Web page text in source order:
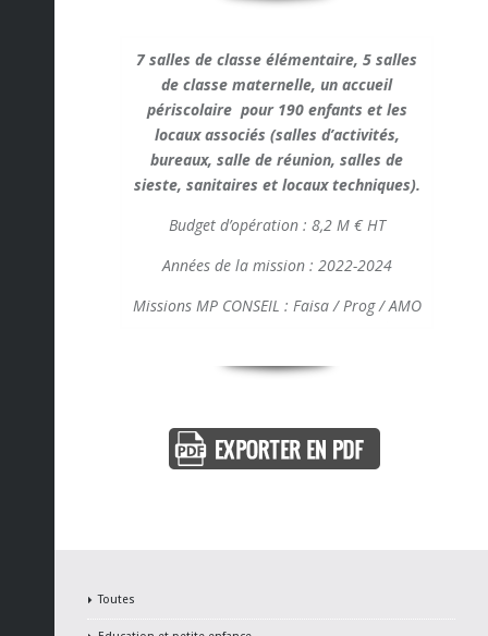
7 salles de classe élémentaire, 5 salles
de classe maternelle, un accueil
périscolaire pour 190 enfants et les
locaux associés (salles d’activités,
bureaux, salle de réunion, salles de
sieste, sanitaires et locaux techniques).
Budget d’opération : 8,2 M € HT
Années de la mission : 2022-2024
Missions MP CONSEIL : Faisa / Prog / AMO
Toutes